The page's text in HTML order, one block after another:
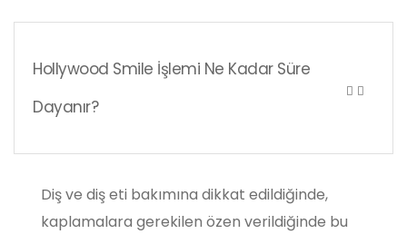
Hollywood Smile İşlemi Ne Kadar Süre
Dayanır?
Diş ve diş eti bakımına dikkat edildiğinde,
kaplamalara gerekilen özen verildiğinde bu